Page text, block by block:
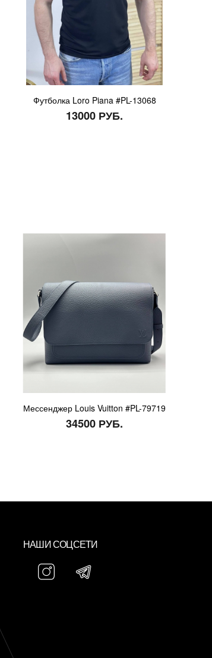
Футболка Loro Piana #PL-13068
13000 РУБ.
Мессенджер Louis Vuitton #PL-79719
34500 РУБ.
НАШИ СОЦСЕТИ